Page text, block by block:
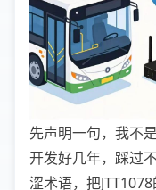
先声明一句，我不
开发好几年，踩过
涩术语，把